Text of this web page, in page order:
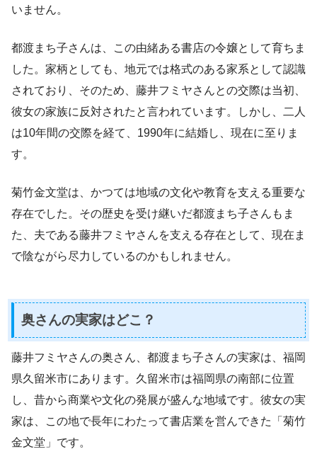
いません。
都渡まち子さんは、この由緒ある書店の令嬢として育ちま
した。家柄としても、地元では格式のある家系として認識
されており、そのため、藤井フミヤさんとの交際は当初、
彼女の家族に反対されたと言われています。しかし、二人
は10年間の交際を経て、1990年に結婚し、現在に至りま
す。
菊竹金文堂は、かつては地域の文化や教育を支える重要な
存在でした。その歴史を受け継いだ都渡まち子さんもま
た、夫である藤井フミヤさんを支える存在として、現在ま
で陰ながら尽力しているのかもしれません。
奥さんの実家はどこ？
藤井フミヤさんの奥さん、都渡まち子さんの実家は、福岡
県久留米市にあります。久留米市は福岡県の南部に位置
し、昔から商業や文化の発展が盛んな地域です。彼女の実
家は、この地で長年にわたって書店業を営んできた「菊竹
金文堂」です。